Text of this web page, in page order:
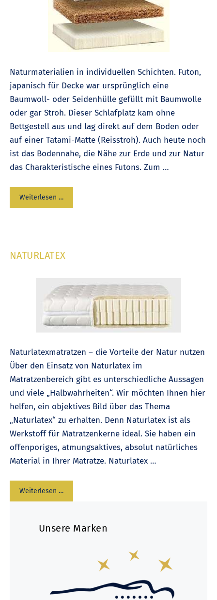
Naturmaterialien in individuellen Schichten. Futon,
japanisch für Decke war ursprünglich eine
Baumwoll- oder Seidenhülle gefüllt mit Baumwolle
oder gar Stroh. Dieser Schlafplatz kam ohne
Bettgestell aus und lag direkt auf dem Boden oder
auf einer Tatami-Matte (Reisstroh). Auch heute noch
ist das Bodennahe, die Nähe zur Erde und zur Natur
das Charakteristische eines Futons. Zum …
Weiterlesen …
NATURLATEX
Naturlatexmatratzen – die Vorteile der Natur nutzen
Über den Einsatz von Naturlatex im
Matratzenbereich gibt es unterschiedliche Aussagen
und viele „Halbwahrheiten“. Wir möchten Ihnen hier
helfen, ein objektives Bild über das Thema
„Naturlatex“ zu erhalten. Denn Naturlatex ist als
Werkstoff für Matratzenkerne ideal. Sie haben ein
offenporiges, atmungsaktives, absolut natürliches
Material in Ihrer Matratze. Naturlatex …
Weiterlesen …
Unsere Marken